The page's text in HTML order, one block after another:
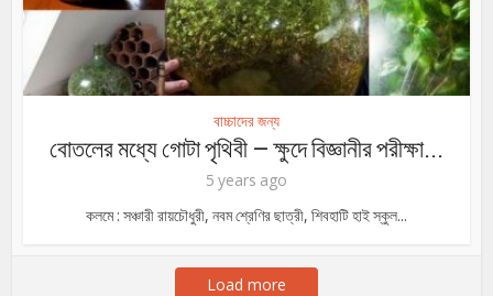
বাচ্চাদের জন্য
বোতলের মধ্যে গোটা পৃথিবী – ক্ষুদে বিজ্ঞানীর পরীক্ষা...
5 years ago
কলমে : সঞ্চারী রায়চৌধুরী, নবম শ্রেণির ছাত্রী, শিবহাটি হাই স্কুল...
Load more